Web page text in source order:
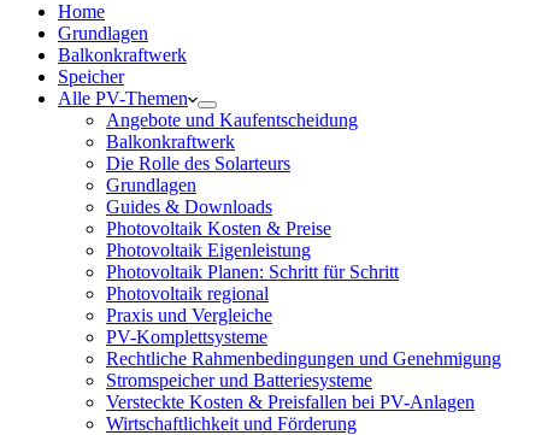
Home
Grundlagen
Balkonkraftwerk
Speicher
Alle PV-Themen
Angebote und Kaufentscheidung
Balkonkraftwerk
Die Rolle des Solarteurs
Grundlagen
Guides & Downloads
Photovoltaik Kosten & Preise
Photovoltaik Eigenleistung
Photovoltaik Planen: Schritt für Schritt
Photovoltaik regional
Praxis und Vergleiche
PV-Komplettsysteme
Rechtliche Rahmenbedingungen und Genehmigung
Stromspeicher und Batteriesysteme
Versteckte Kosten & Preisfallen bei PV-Anlagen
Wirtschaftlichkeit und Förderung